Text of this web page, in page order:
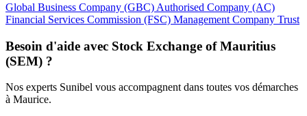
Global Business Company (GBC) Authorised Company (AC)
Financial Services Commission (FSC) Management Company Trust
Besoin d'aide avec Stock Exchange of Mauritius
(SEM) ?
Nos experts Sunibel vous accompagnent dans toutes vos démarches
à Maurice.